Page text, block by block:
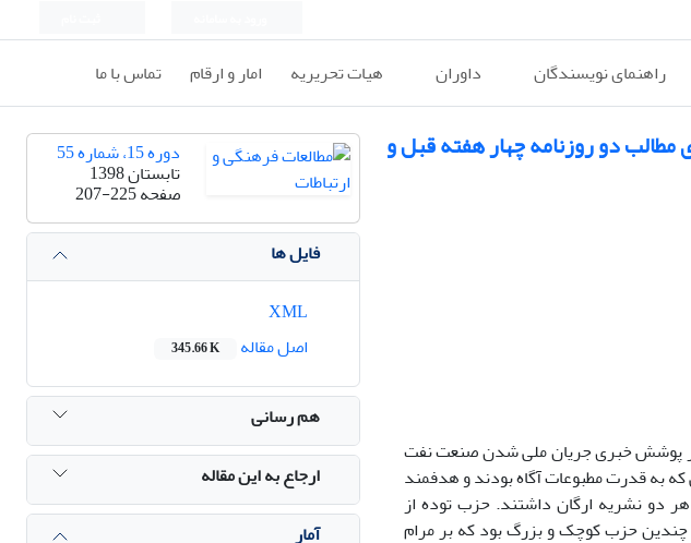
راهنمای نویسندگان داوران هیات تحریریه امار و ارقام تماس با ما
دو روزنامه چهار هفته قبل و
در پوشش خبری جریان ملی شدن صنعت نفت
سیاسی که به قدرت مطبوعات آگاه بودند و هدفمند
دو نشریه ارگان داشتند. حزب توده از
چندین حزب کوچک و بزرگ بود که بر مرام
دوره 15، شماره 55
تابستان 1398
صفحه207-225
فایل ها
اصل مقاله
345.66 K
هم رسانی
ارجاع به این مقاله
آمار